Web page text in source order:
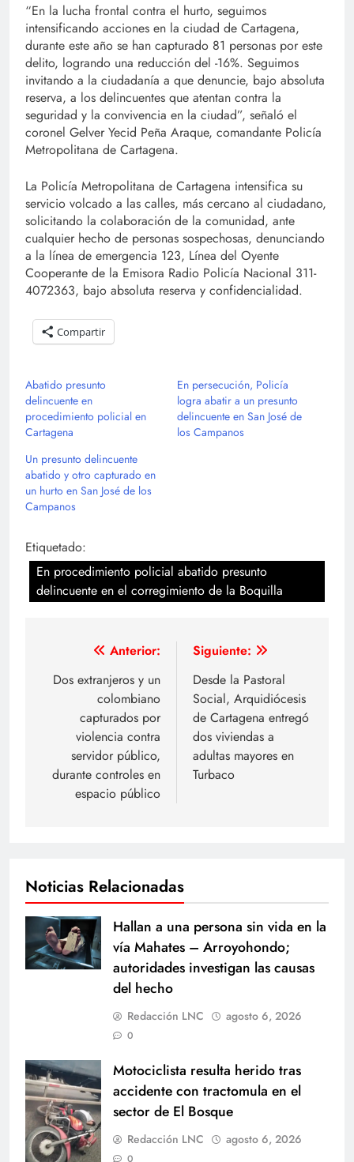
“En la lucha frontal contra el hurto, seguimos
intensificando acciones en la ciudad de Cartagena,
durante este año se han capturado 81 personas por este
delito, logrando una reducción del -16%. Seguimos
invitando a la ciudadanía a que denuncie, bajo absoluta
reserva, a los delincuentes que atentan contra la
seguridad y la convivencia en la ciudad”, señaló el
coronel Gelver Yecid Peña Araque, comandante Policía
Metropolitana de Cartagena.
La Policía Metropolitana de Cartagena intensifica su
servicio volcado a las calles, más cercano al ciudadano,
solicitando la colaboración de la comunidad, ante
cualquier hecho de personas sospechosas, denunciando
a la línea de emergencia 123, Línea del Oyente
Cooperante de la Emisora Radio Policía Nacional 311-
4072363, bajo absoluta reserva y confidencialidad.
Compartir
Abatido presunto
delincuente en
procedimiento policial en
Cartagena
En persecución, Policía
logra abatir a un presunto
delincuente en San José de
los Campanos
Un presunto delincuente
abatido y otro capturado en
un hurto en San José de los
Campanos
Etiquetado:
En procedimiento policial abatido presunto
delincuente en el corregimiento de la Boquilla
Navegación
de
entradas
Anterior:
Dos extranjeros y un
colombiano
capturados por
violencia contra
servidor público,
durante controles en
espacio público
Siguiente:
Desde la Pastoral
Social, Arquidiócesis
de Cartagena entregó
dos viviendas a
adultas mayores en
Turbaco
Noticias Relacionadas
Hallan a una persona sin vida en la
vía Mahates – Arroyohondo;
autoridades investigan las causas
del hecho
Redacción LNC agosto 6, 2026
0
Motociclista resulta herido tras
accidente con tractomula en el
sector de El Bosque
Redacción LNC agosto 6, 2026
0